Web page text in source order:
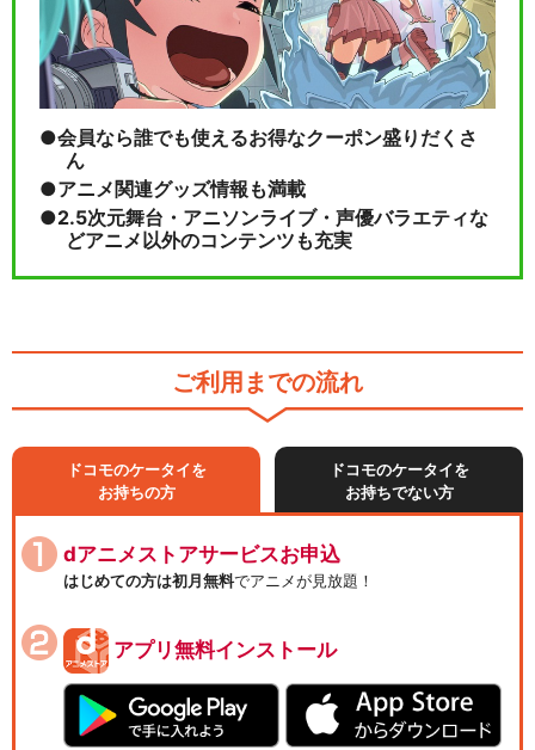
会員なら誰でも使えるお得なクーポン盛りだくさ
ん
アニメ関連グッズ情報も満載
2.5次元舞台・アニソンライブ・声優バラエティな
どアニメ以外のコンテンツも充実
ご利用までの流れ
ドコモのケータイを
お持ちの方
ドコモのケータイを
お持ちでない方
dアニメストアサービスお申込
はじめての方は初月無料でアニメが見放題！
アプリ無料インストール